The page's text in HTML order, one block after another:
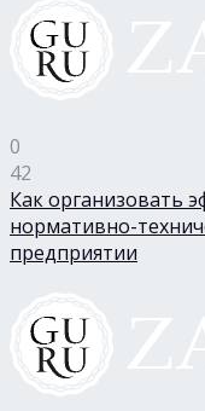
0
42
Как организовать
нормативно-
предприятии